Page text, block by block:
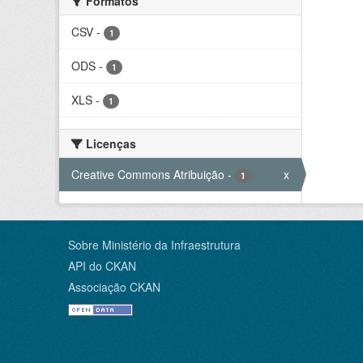
CSV - 1
ODS - 1
XLS - 1
Licenças
Creative Commons Atribuição - 1 x
Sobre Ministério da Infraestrutura
API do CKAN
Associação CKAN